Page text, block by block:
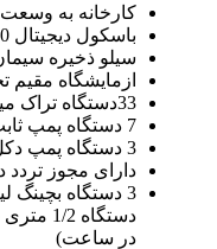
کارخانه به وسعت 20000 متر مربع
باسکول دیجیتال 60 تنی استاندارد
سیلو ذخیره سیمان به
ازمایشگاه مقیم
33دستگاه تراک میکسر
7 دستگاه پمپ ثابت
3 دستگاه پمپ دکل 36-42-52 متری
دارای مجوز تردد
در ساعت)